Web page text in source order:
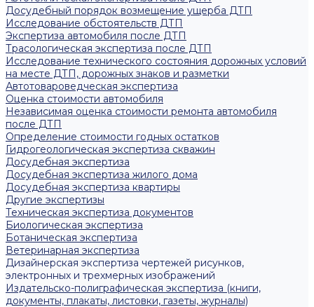
Досудебный порядок возмещение ущерба ДТП
Исследование обстоятельств ДТП
Экспертиза автомобиля после ДТП
Трасологическая экспертиза после ДТП
Исследование технического состояния дорожных условий
на месте ДТП, дорожных знаков и разметки
Автотовароведческая экспертиза
Оценка стоимости автомобиля
Независимая оценка стоимости ремонта автомобиля
после ДТП
Определение стоимости годных остатков
Гидрогеологическая экспертиза скважин
Досудебная экспертиза
Досудебная экспертиза жилого дома
Досудебная экспертиза квартиры
Другие экспертизы
Техническая экспертиза документов
Биологическая экспертиза
Ботаническая экспертиза
Ветеринарная экспертиза
Дизайнерская экспертиза чертежей рисунков,
электронных и трехмерных изображений
Издательско-полиграфическая экспертиза (книги,
документы, плакаты, листовки, газеты, журналы)